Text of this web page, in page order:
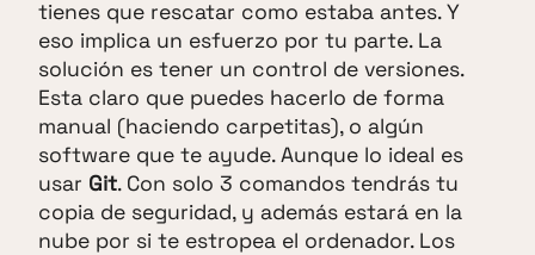
tienes que rescatar como estaba antes. Y
eso implica un esfuerzo por tu parte. La
solución es tener un control de versiones.
Esta claro que puedes hacerlo de forma
manual (haciendo carpetitas), o algún
software que te ayude. Aunque lo ideal es
usar Git. Con solo 3 comandos tendrás tu
copia de seguridad, y además estará en la
nube por si te estropea el ordenador. Los